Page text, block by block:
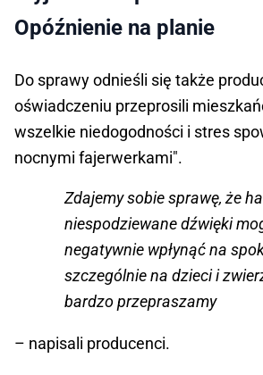
Opóźnienie na planie
Do sprawy odnieśli się także
oświadczeniu przeprosili
wszelkie niedogodności i stres
nocnymi fajerwerkami".
Zdajemy sobie sprawę, że
niespodziewane dźwięki
negatywnie wpłynąć na
szczególnie na dzieci i
bardzo przepraszamy
– napisali producenci.